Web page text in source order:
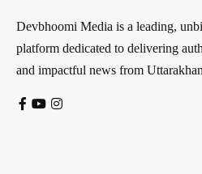
Devbhoomi Media is a leading,
platform dedicated to delivering
and impactful news from